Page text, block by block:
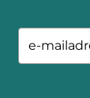
your
email